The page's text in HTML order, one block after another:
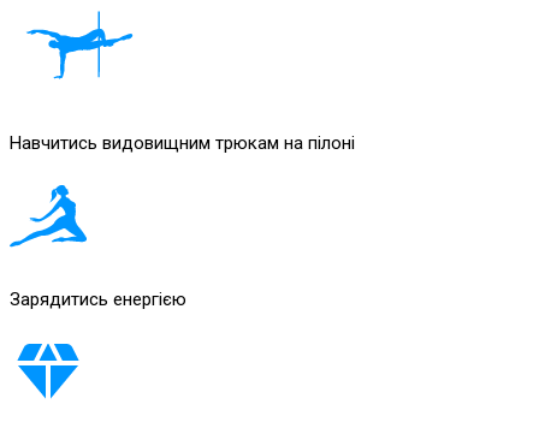
Навчитись видовищним трюкам на пілоні
Зарядитись енергією